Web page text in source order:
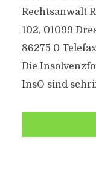
Rechtsanwalt
102, 01099
86275 0
Die
InsO sind